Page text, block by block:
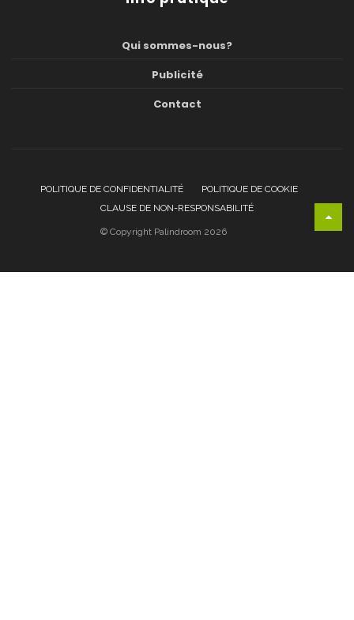
Qui sommes-nous?
Publicité
Contact
POLITIQUE DE CONFIDENTIALITÉ
POLITIQUE DE COOKIE
CLAUSE DE NON-RESPONSABILITÉ
© Copyright Palindroom 2026